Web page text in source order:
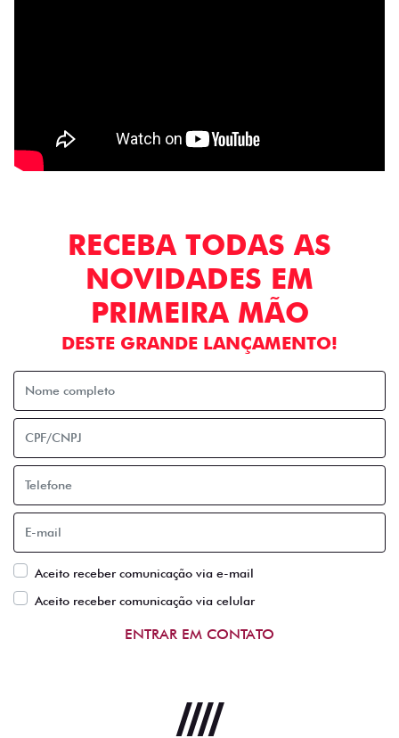
RECEBA TODAS AS
NOVIDADES EM
PRIMEIRA MÃO
DESTE GRANDE LANÇAMENTO!
Aceito receber comunicação via e-mail
Aceito receber comunicação via celular
ENTRAR EM CONTATO